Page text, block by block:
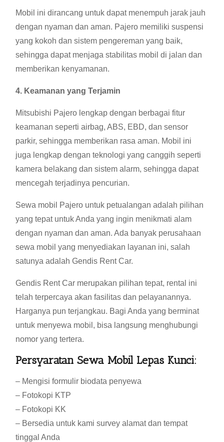
Mobil ini dirancang untuk dapat menempuh jarak jauh
dengan nyaman dan aman. Pajero memiliki suspensi
yang kokoh dan sistem pengereman yang baik,
sehingga dapat menjaga stabilitas mobil di jalan dan
memberikan kenyamanan.
4. Keamanan yang Terjamin
Mitsubishi Pajero lengkap dengan berbagai fitur
keamanan seperti airbag, ABS, EBD, dan sensor
parkir, sehingga memberikan rasa aman. Mobil ini
juga lengkap dengan teknologi yang canggih seperti
kamera belakang dan sistem alarm, sehingga dapat
mencegah terjadinya pencurian.
Sewa mobil Pajero untuk petualangan adalah pilihan
yang tepat untuk Anda yang ingin menikmati alam
dengan nyaman dan aman. Ada banyak perusahaan
sewa mobil yang menyediakan layanan ini, salah
satunya adalah Gendis Rent Car.
Gendis Rent Car merupakan pilihan tepat, rental ini
telah terpercaya akan fasilitas dan pelayanannya.
Harganya pun terjangkau. Bagi Anda yang berminat
untuk menyewa mobil, bisa langsung menghubungi
nomor yang tertera.
Persyaratan Sewa Mobil Lepas Kunci:
– Mengisi formulir biodata penyewa
– Fotokopi KTP
– Fotokopi KK
– Bersedia untuk kami survey alamat dan tempat
tinggal Anda